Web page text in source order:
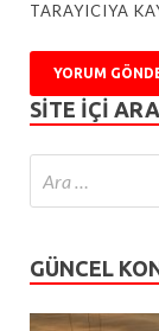
TARAYICIYA
SITE IÇI
GÜNCEL